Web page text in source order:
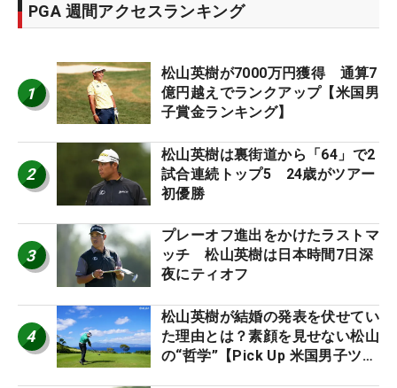
PGA 週間アクセスランキング
1
松山英樹が7000万円獲得 通算7
億円越えでランクアップ【米国男
子賞金ランキング】
2
松山英樹は裏街道から「64」で2
試合連続トップ5 24歳がツアー
初優勝
3
プレーオフ進出をかけたラストマ
ッチ 松山英樹は日本時間7日深
夜にティオフ
4
松山英樹が結婚の発表を伏せてい
た理由とは？素顔を見せない松山
の“哲学”【Pick Up 米国男子ツア